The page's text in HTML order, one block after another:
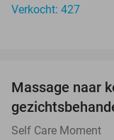
Verkocht: 427
Massage naar
Self Care Moment